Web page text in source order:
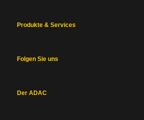
Produkte & Services
Folgen Sie uns
Der ADAC